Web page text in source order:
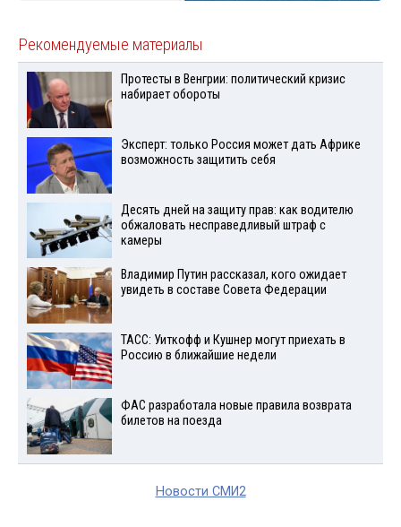
Рекомендуемые материалы
Протесты в Венгрии: политический кризис
набирает обороты
Эксперт: только Россия может дать Африке
возможность защитить себя
Десять дней на защиту прав: как водителю
обжаловать несправедливый штраф с
камеры
Владимир Путин рассказал, кого ожидает
увидеть в составе Совета Федерации
ТАСС: Уиткофф и Кушнер могут приехать в
Россию в ближайшие недели
ФАС разработала новые правила возврата
билетов на поезда
Новости СМИ2